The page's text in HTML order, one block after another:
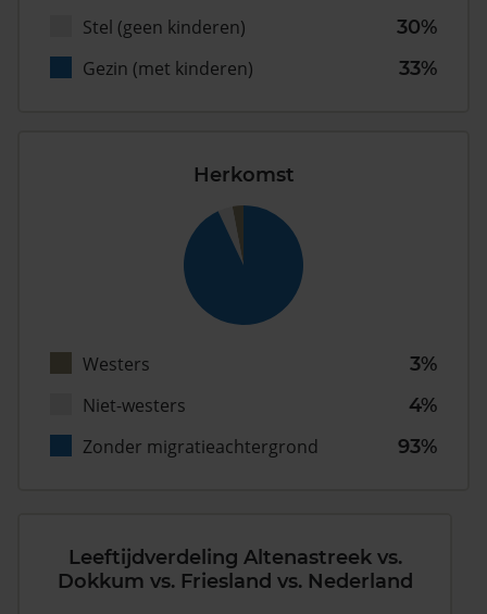
Stel (geen kinderen)
30%
Gezin (met kinderen)
33%
Herkomst
Westers
3%
Niet-westers
4%
Zonder migratieachtergrond
93%
Leeftijdverdeling Altenastreek vs.
Dokkum vs. Friesland vs. Nederland